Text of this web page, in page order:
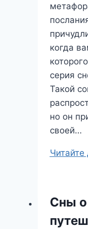
когда
серия
Такой
но он
своей…
Читайте
Сны о